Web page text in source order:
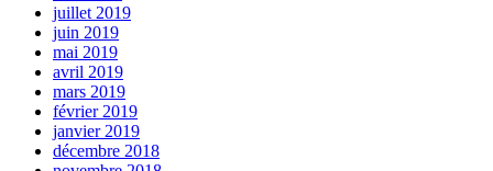
juillet 2019
juin 2019
mai 2019
avril 2019
mars 2019
février 2019
janvier 2019
décembre 2018